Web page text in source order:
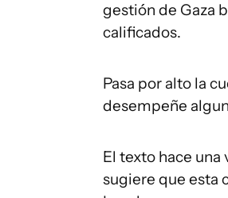
gestión de Gaza
calificados.
Pasa por alto la
desempeñe
El texto hace
sugiere que esta